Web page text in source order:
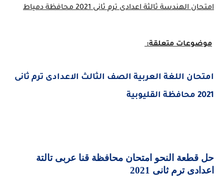
امتحان الهندسة ثالثة اعدادى ترم ثانى 2021 محافظة دمياط
موضوعات متعلقة:
امتحان اللغة العربية الصف الثالث الاعدادى ترم ثانى
2021 محافظة القليوبية
حل قطعة النحو امتحان محافظة قنا عربى تالتة
اعدادى ترم ثانى 2021